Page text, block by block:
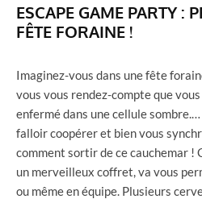
ESCAPE GAME PARTY :
FÊTE FORAINE !
Imaginez-vous dans une fête
vous vous rendez-compte que
enfermé dans une cellule
falloir coopérer et bien vous
comment sortir de ce cauchemar !
un merveilleux coffret, va vous
ou même en équipe. Plusieurs